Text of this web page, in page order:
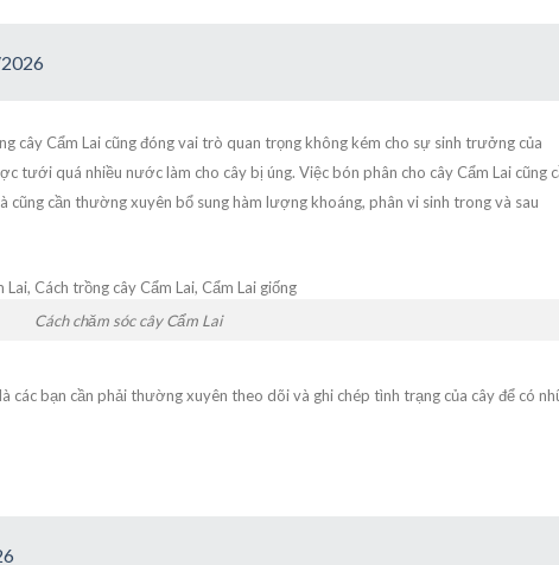
cây Cẩm Lai cũng đóng vai trò quan trọng không kém cho sự sinh trưởng của
tưới quá nhiều nước làm cho cây bị úng. Việc bón phân cho cây Cẩm Lai cũng
cần thường xuyên bổ sung hàm lượng khoáng, phân vi sinh trong và sau
Cách chăm sóc cây Cẩm Lai
các bạn cần phải thường xuyên theo dõi và ghi chép tình trạng của cây để có